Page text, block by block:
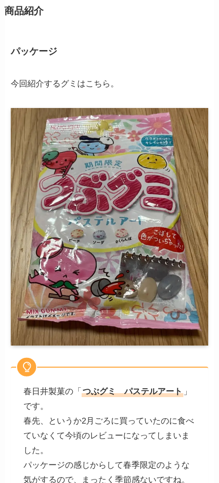
商品紹介
パッケージ
今回紹介するグミはこちら。
春日井製菓の「 つぶグミ パステルアート」
です。
春先、というか2月ごろに買っていたのに食べ
ていなくて今頃のレビューになってしまいま
した。
パッケージの感じからして春季限定のような
気がするので、まったく季節感ないですね。